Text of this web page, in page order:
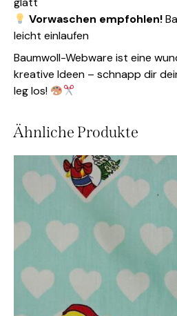
Vorwaschen empfohlen!
leicht einlaufen
Baumwoll-Webware ist eine
kreative Ideen – schnapp dir
leg los!
Ähnliche Produkte